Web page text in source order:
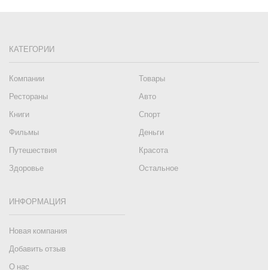
КАТЕГОРИИ
Компании
Товары
Рестораны
Авто
Книги
Спорт
Фильмы
Деньги
Путешествия
Красота
Здоровье
Остальное
ИНФОРМАЦИЯ
Новая компания
Добавить отзыв
О нас